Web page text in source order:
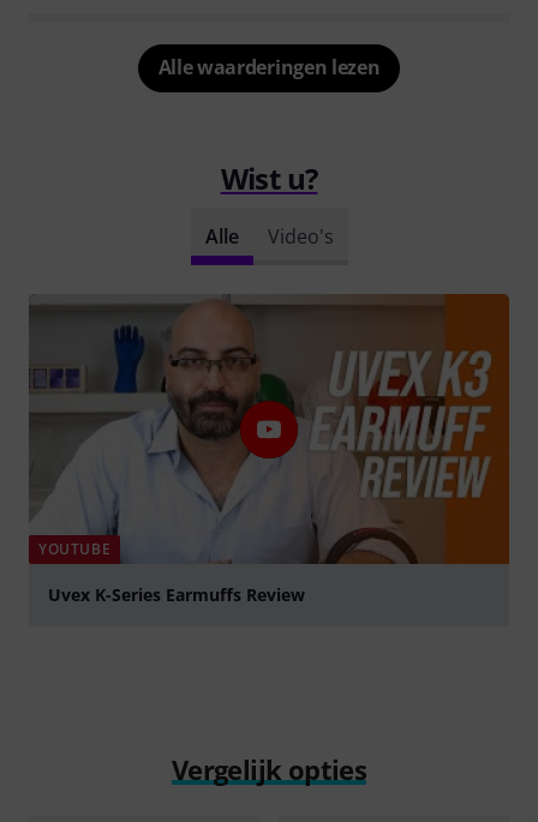
Alle waarderingen lezen
Wist u?
Alle Video's
YOUTUBE
Uvex K-Series Earmuffs Review
Vergelijk opties